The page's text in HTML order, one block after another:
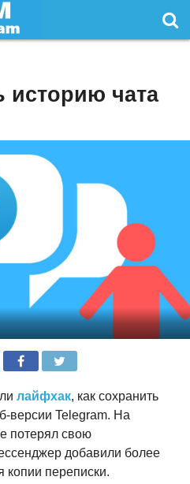
историю чата
лайфхак, как сохранить
версии Telegram. На
потерял свою
добавили более
копии переписки.